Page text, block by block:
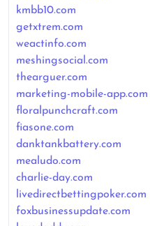
kmbb10.com
getxtrem.com
weactinfo.com
meshingsocial.com
thearguer.com
marketing-mobile-app.com
floralpunchcraft.com
fiasone.com
danktankbattery.com
mealudo.com
charlie-day.com
livedirectbettingpoker.com
foxbusinessupdate.com